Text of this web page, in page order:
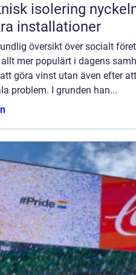
nyckeln till energieffektiva och
installationer
översikt över socialt
mer populärt i dagens
göra vinst utan även efter
problem. I grunden han...